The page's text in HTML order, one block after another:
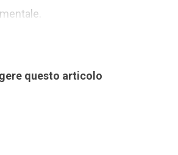
questo articolo